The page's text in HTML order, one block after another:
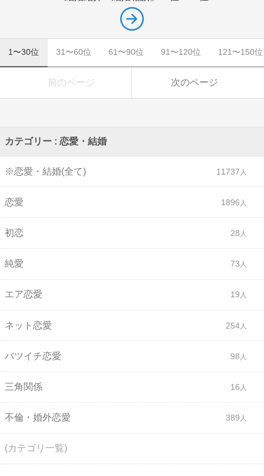
1〜30位 31〜60位 61〜90位 91〜120位 121〜150位
前のページ 次のページ
カテゴリー : 恋愛・結婚
※恋愛・結婚(全て) 11737
恋愛 1896
初恋 28
純愛 73
エア恋愛 19
ネット恋愛 254
バツイチ恋愛 98
三角関係 16
不倫・婚外恋愛 389
(カテゴリ一覧)